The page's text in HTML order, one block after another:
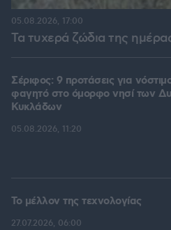
Τα τυχερά ζώδια της
05.08.2026, 17:00
Σέριφος: 9 προτάσεις για
φαγητό στο όμορφο νησί των
Κυκλάδων
05.08.2026, 11:20
Το μέλλον της τεχνολογίας
27.07.2026, 06:00